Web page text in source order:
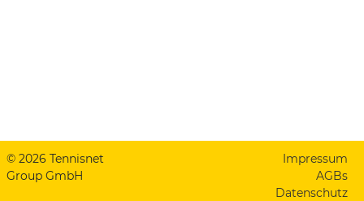
© 2026 Tennisnet
Group GmbH
Impressum
AGBs
Datenschutz